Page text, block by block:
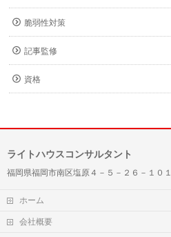
脆弱性対策
記事監修
資格
ライトハウスコンサルタント
福岡県福岡市南区塩原４－５－２６－１０１
ホーム
会社概要